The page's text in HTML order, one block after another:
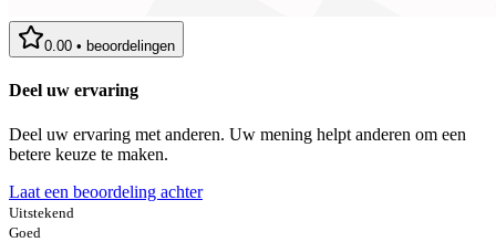
0.00 • beoordelingen
Deel uw ervaring
Deel uw ervaring met anderen. Uw mening helpt anderen om een
betere keuze te maken.
Laat een beoordeling achter
Uitstekend
Goed